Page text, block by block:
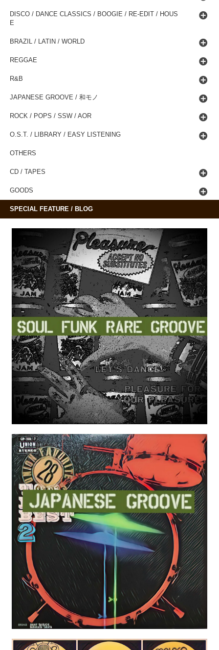
DISCO / DANCE CLASSICS / BOOGIE / RE-EDIT / HOUS
E
BRAZIL / LATIN / WORLD
REGGAE
R&B
JAPANESE GROOVE / 和モノ
ROCK / POPS / SSW / AOR
O.S.T. / LIBRARY / EASY LISTENING
OTHERS
CD / TAPES
GOODS
SPECIAL FEATURE / BLOG